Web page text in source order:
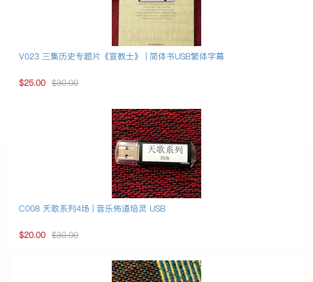
V023 三集历史专题片《宣教士》 | 简体书USB繁体字幕
$25.00 $30.00
C008 天歌系列4场 | 音乐佈道培灵 USB
$20.00 $30.00